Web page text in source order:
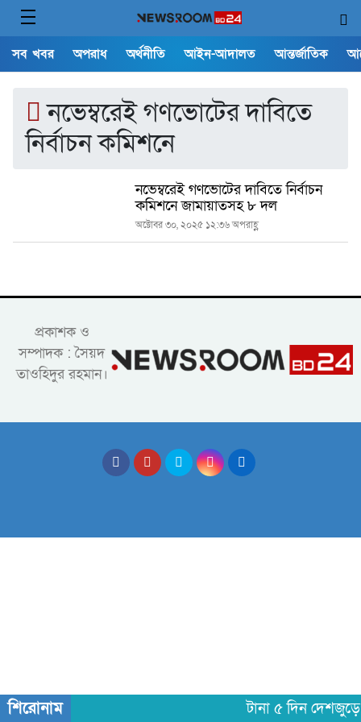
সব খবর অপরাধ অর্থনীতি আইন-আদালত আন্তর্জাতিক
নভেম্বরেই গণভোটের দাবিতে
নির্বাচন কমিশনে
নভেম্বরেই গণভোটের দাবিতে নির্বাচন
কমিশনে জামায়াতসহ ৮ দল
অক্টোবর ৩০, ২০২৫ ১২:৩৬ অপরাহ্ণ
প্রকাশক ও
সম্পাদক : সৈয়দ
তাওহিদুর রহমান।
শিরোনাম টানা ৫ দিন